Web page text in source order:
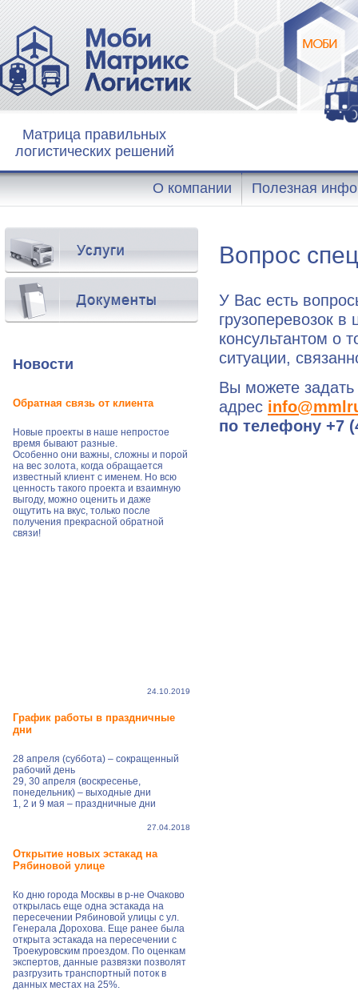
Матрица правильных
логистических решений
О компании Полезная
Новости
Обратная связь от клиента
Новые проекты в наше непростое
время бывают разные.
Особенно они важны, сложны и порой
на вес золота, когда обращается
известный клиент с именем. Но всю
ценность такого проекта и взаимную
выгоду, можно оценить и даже
ощутить на вкус, только после
получения прекрасной обратной
связи!
24.10.2019
График работы в праздничные
дни
28 апреля (суббота) – сокращенный
рабочий день
29, 30 апреля (воскресенье,
понедельник) – выходные дни
1, 2 и 9 мая – праздничные дни
27.04.2018
Открытие новых эстакад на
Рябиновой улице
Ко дню города Москвы в р-не Очаково
открылась еще одна эстакада на
пересечении Рябиновой улицы с ул.
Генерала Дорохова. Еще ранее была
открыта эстакада на пересечении с
Троекуровским проездом. По оценкам
экспертов, данные развязки позволят
разгрузить транспортный поток в
данных местах на 25%.
Вопрос
У Вас есть
грузоперевозок
консультантом о
ситуации,
Вы можете задать
адрес
по телефону +7